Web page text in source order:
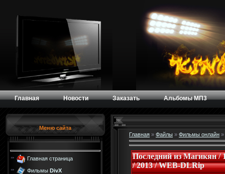
Главная Новости Заказать Альбомы МП3
Меню сайта
Главная страница
Фильмы DivX
Главная » Файлы » Фильмы онлайн »
Последний из Магикян /
/ 2013 / WEB-DLRip